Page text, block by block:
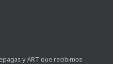
y ART que recibimos